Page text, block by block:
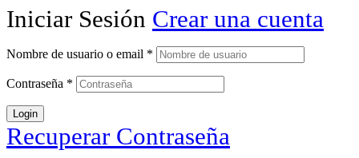
Iniciar Sesión Crear una cuenta
Nombre de usuario o email *
Contraseña *
Login
Recuperar Contraseña